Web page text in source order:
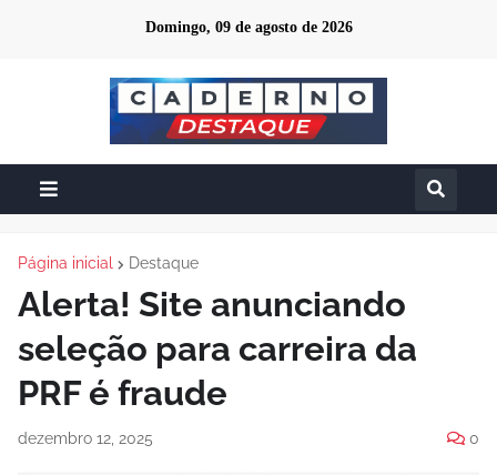
Domingo, 09 de agosto de 2026
Página inicial Destaque
Alerta! Site anunciando
seleção para carreira da
PRF é fraude
dezembro 12, 2025 0